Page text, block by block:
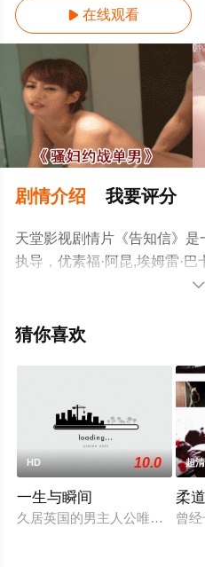
 在线观看
剧情介绍 我要评分
天堂影视剧情片《告知信》是
执导，优素福·阿昆,埃姆雷·巴
那·卡巴斯,科勒姆·卡恩,阿齐
尔
高清无删减完整版电影就上
移步至豆瓣电影、电视猫或

猜你喜欢
HD 10.0
一生与瞬间
久居英国的男主人公唯仁（亚
超清
柔
曾